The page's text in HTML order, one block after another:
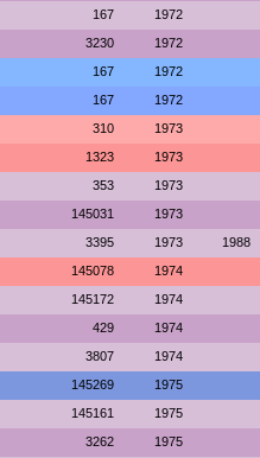
167 1972
3230 1972
167 1972
167 1972
310 1973
1323 1973
353 1973
145031 1973
3395 1973 1988
145078 1974
145172 1974
429 1974
3807 1974
145269 1975
145161 1975
3262 1975